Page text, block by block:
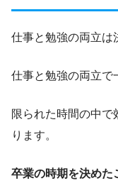
仕事と勉強の両立は
仕事と勉強の両立で
限られた時間の中で
ります。
卒業の時期を決めた